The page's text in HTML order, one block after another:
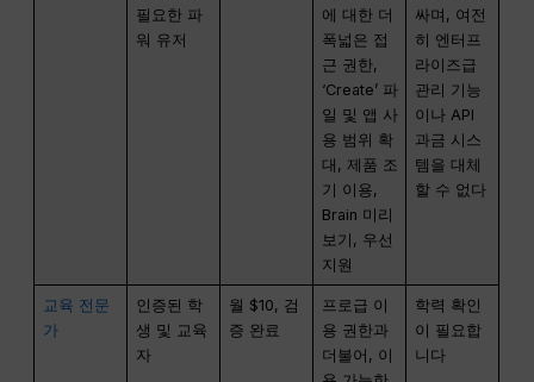
필요한 파
워 유저
에 대한 더
폭넓은 접
근 권한,
‘Create’ 파
일 및 앱 사
용 범위 확
대, 제품 조
기 이용,
Brain 미리
보기, 우선
지원
싸며, 여전
히 엔터프
라이즈급
관리 기능
이나 API
과금 시스
템을 대체
할 수 없다
교육 전문
가
인증된 학
생 및 교육
자
월 $10, 검
증 완료
프로급 이
용 권한과
더불어, 이
학력 확인
이 필요합
니다